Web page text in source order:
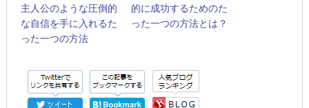
主人公のような圧倒的
な自信を手に入れるた
った一つの方法
的に成功するためのた
った一つの方法とは？